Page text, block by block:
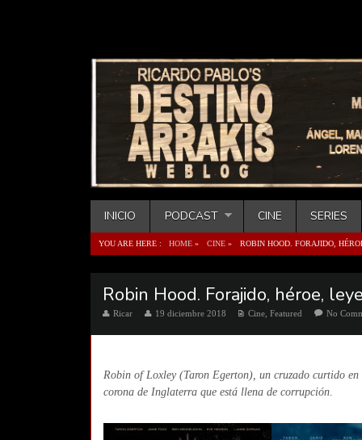
INICIO PODCAST CINE SERIES
YOU ARE HERE : HOME » CINE» ROBIN HOOD. FORAJIDO,
Robin Hood. Forajido, héroe,
Ricar 19 diciembre 2018 Cine ,Featured No
Robin of Loxley (Taron Egerton), un cruzado curtido
corona de Inglaterra que está llena de corrupción.